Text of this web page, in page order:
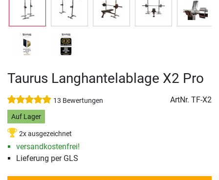
Taurus Langhantelablage X2 Pro
13 Bewertungen ArtNr. TF-X2
Auf Lager
2x ausgezeichnet
versandkostenfrei!
Lieferung per GLS